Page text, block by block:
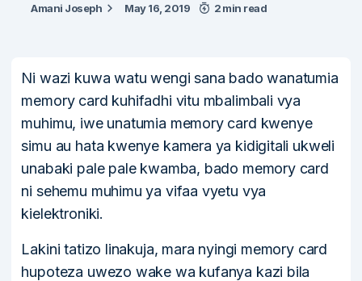
Amani Joseph May 16, 2019 2 min read
Ni wazi kuwa watu wengi sana bado wanatumia
memory card kuhifadhi vitu mbalimbali vya
muhimu, iwe unatumia memory card kwenye
simu au hata kwenye kamera ya kidigitali ukweli
unabaki pale pale kwamba, bado memory card
ni sehemu muhimu ya vifaa vyetu vya
kielektroniki.
Lakini tatizo linakuja, mara nyingi memory card
hupoteza uwezo wake wa kufanya kazi bila